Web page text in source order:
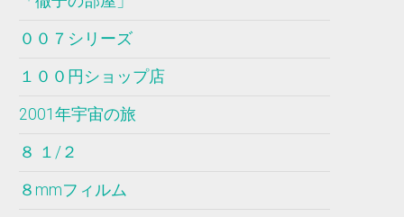
００７シリーズ
１００円ショップ店
2001年宇宙の旅
８ １/２
８mmフィルム